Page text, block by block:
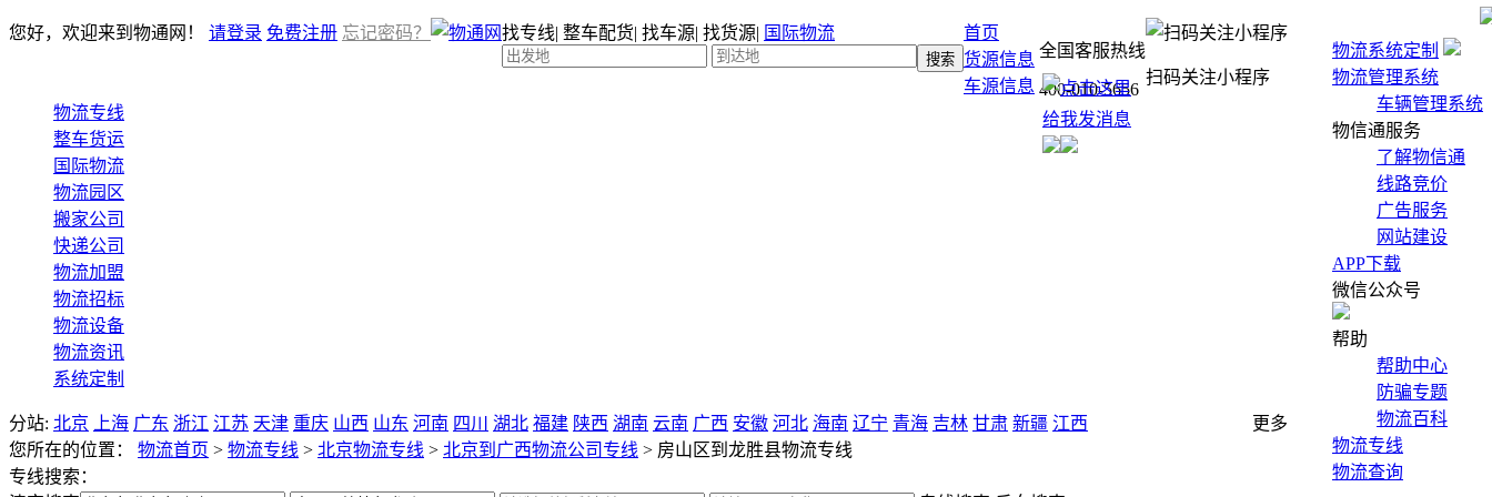
您好，欢迎来到物通网！ 请登录 免费注册 忘记密码？
物流系统定制
物流管理系统
车辆管理系统
物信通服务
了解物信通
线路竞价
广告服务
网站建设
APP下载
微信公众号
帮助
帮助中心
防骗专题
物流百科
物流专线
物流查询
找专线| 整车配货| 找车源| 找货源| 国际物流
全国客服热线
400-010-5656
扫码关注小程序
首页
货源信息
车源信息
物流专线
整车货运
国际物流
物流园区
搬家公司
快递公司
物流加盟
物流招标
物流设备
物流资讯
系统定制
分站: 北京 上海 广东 浙江 江苏 天津 重庆 山西 山东 河南 四川 湖北 福建 陕西 湖南 云南 广西 安徽 河北 海南 辽宁 青海 吉林 甘肃 新疆 江西
更多
您所在的位置：
物流首页 > 物流专线 > 北京物流专线 > 北京到广西物流公司专线 > 房山区到龙胜县物流专线
专线搜索：